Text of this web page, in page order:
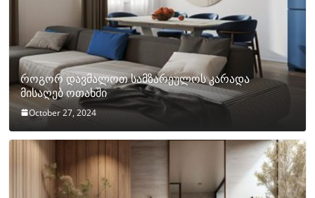
როგორ დავმალოთ სამზარეულოს კარადა
მისაღებ ოთახში
October 27, 2024